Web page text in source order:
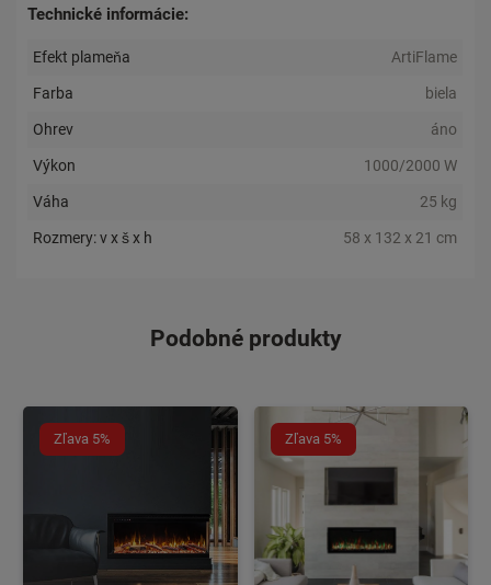
Technické informácie:
Efekt plameňa ArtiFlame
Farba biela
Ohrev áno
Výkon 1000/2000 W
Váha 25 kg
Rozmery: v x š x h 58 x 132 x 21 cm
Podobné produkty
Zľava 5% Zľava 5%